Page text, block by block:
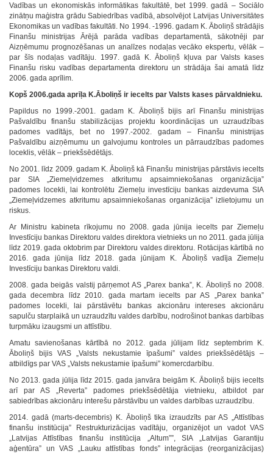
Vadības un ekonomiskās informātikas fakultātē, bet 1999. gadā – Sociālo
zinātņu maģistra grādu Sabiedrības vadībā, absolvējot Latvijas Universitātes
Ekonomikas un vadības fakultāti. No 1994. -1996. gadam K. Āboliņš strādājis
Finanšu ministrijas Ārējā parāda vadības departamentā, sākotnēji par
Aizņēmumu prognozēšanas un analīzes nodaļas vecāko ekspertu, vēlāk –
par šīs nodaļas vadītāju. 1997. gadā K. Āboliņš kļuva par Valsts kases
Finanšu risku vadības departamenta direktoru un strādāja šai amatā līdz
2006. gada aprīlim.
Kopš 2006.gada aprīļa K.Āboliņš ir iecelts par Valsts kases pārvaldnieku.
Papildus no 1999.-2001. gadam K. Āboliņš bijis arī Finanšu ministrijas
Pašvaldību finanšu stabilizācijas projektu koordinācijas un uzraudzības
padomes vadītājs, bet no 1997.-2002. gadam – Finanšu ministrijas
Pašvaldību aizņēmumu un galvojumu kontroles un pārraudzības padomes
loceklis, vēlāk – priekšsēdētājs.
No 2001. līdz 2009. gadam K. Āboliņš kā Finanšu ministrijas pārstāvis iecelts
par SIA „Ziemeļvidzemes atkritumu apsaimniekošanas organizācija”
padomes locekli, lai kontrolētu Ziemeļu investīciju bankas aizdevuma SIA
„Ziemeļvidzemes atkritumu apsaimniekošanas organizācija” izlietojumu un
riskus.
Ar Ministru kabineta rīkojumu no 2008. gada jūnija iecelts par Ziemeļu
Investīciju bankas Direktoru valdes direktora vietnieks un no 2011. gada jūlija
līdz 2019. gada oktobrim par Direktoru valdes direktoru. Rotācijas kārtībā no
2016. gada jūnija līdz 2018. gada jūnijam K. Āboliņš vadīja Ziemeļu
Investīciju bankas Direktoru valdi.
2008. gada beigās valstij pārņemot AS „Parex banka”, K. Āboliņš no 2008.
gada decembra līdz 2010. gada martam iecelts par AS „Parex banka”
padomes locekli, lai pārstāvētu bankas akcionāru intereses akcionāru
sapulču starplaikā un uzraudzītu valdes darbību, nodrošinot bankas darbības
turpmāku izaugsmi un attīstību.
Amatu savienošanas kārtībā no 2012. gada jūlijam līdz septembrim K.
Āboliņš bijis VAS „Valsts nekustamie īpašumi” valdes priekšsēdētājs –
atbildīgs par VAS „Valsts nekustamie īpašumi” komercdarbību.
No 2013. gada jūlija līdz 2015. gada janvāra beigām K. Āboliņš bijis iecelts
arī par AS „Reverta” padomes priekšsēdētāja vietnieku, atbildot par
sabiedrības akcionāru interešu pārstāvību un valdes darbības uzraudzību.
2014. gadā (marts-decembris) K. Āboliņš tika izraudzīts par AS „Attīstības
finanšu institūcija” Restrukturizācijas vadītāju, organizējot un vadot VAS
„Latvijas Attīstības finanšu institūcija „Altum””, SIA „Latvijas Garantiju
aģentūra” un VAS „Lauku attīstības fonds” integrācijas (reorganizācijas)